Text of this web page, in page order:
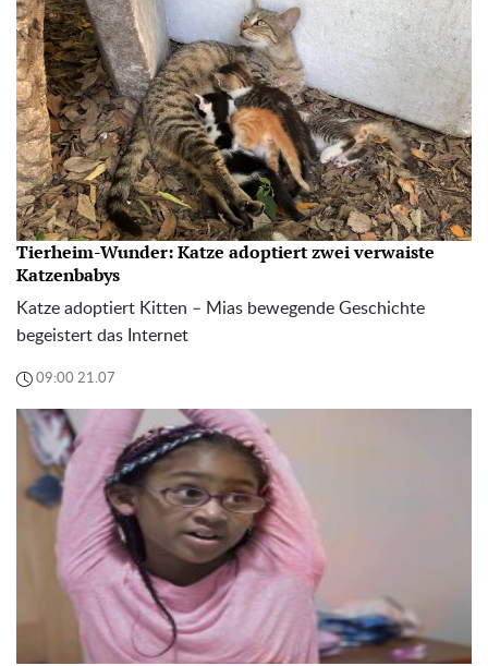
Tierheim-Wunder: Katze adoptiert zwei verwaiste
Katzenbabys
Katze adoptiert Kitten – Mias bewegende Geschichte
begeistert das Internet
09:00 21.07